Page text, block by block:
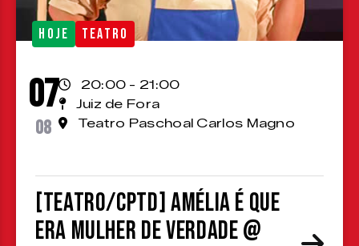
HOJE TEATRO
07
08
20:00 - 21:00
Juiz de Fora
Teatro Paschoal Carlos Magno
[TEATRO/CPTD] Amélia é que
era mulher de verdade @